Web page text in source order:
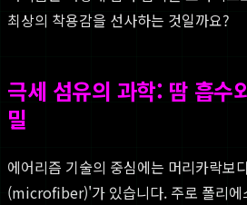
최상의 착용감을 선사하는 것일까요?
극세 섬유의 과학: 땀 흡수
밀
에어리즘 기술의 중심에는 머리카락보
(microfiber)'가 있습니다. 주로 폴리에